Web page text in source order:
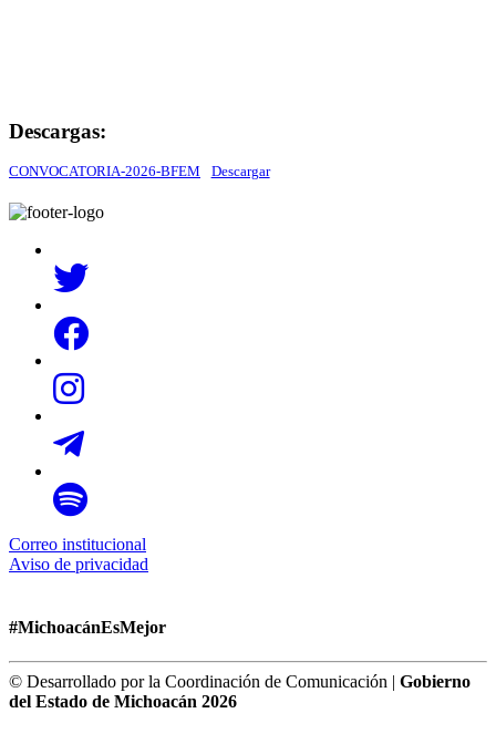
Descargas:
CONVOCATORIA-2026-BFEM Descargar
Correo institucional
Aviso de privacidad
#MichoacánEsMejor
© Desarrollado por la Coordinación de Comunicación | Gobierno
del Estado de Michoacán 2026